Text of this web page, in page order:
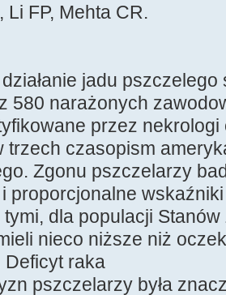
Li FP, Mehta CR.
jadu
580 narażonych
przez
trzech czasopism
Zgonu pszczelarzy
proporcjonalne
dla populacji
nieco niższe niż
Deficyt raka
pszczelarzy była